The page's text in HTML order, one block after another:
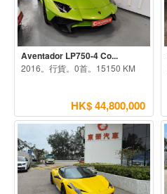
Aventador LP750-4 Co...
2016。行貨。0首。15150 KM
HK$ 44,800,000